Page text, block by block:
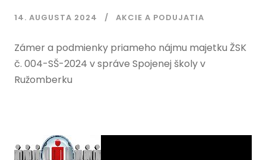
14. AUGUSTA 2024 AKCIE A PODUJATIA
Zámer a podmienky priameho nájmu majetku ŽSK
č. 004-SŠ-2024 v správe Spojenej školy v
Ružomberku